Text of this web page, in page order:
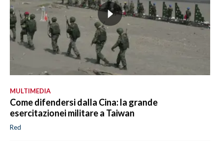
MULTIMEDIA
Come difendersi dalla Cina: la grande
esercitazionei militare a Taiwan
Red